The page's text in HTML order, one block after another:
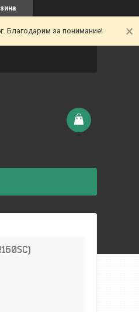
Благодарим за понимание!